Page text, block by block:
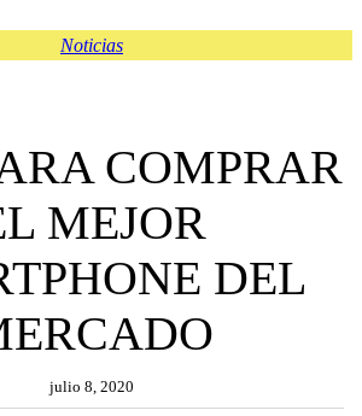
Noticias
COMPRAR
MEJOR
DEL
julio 8, 2020